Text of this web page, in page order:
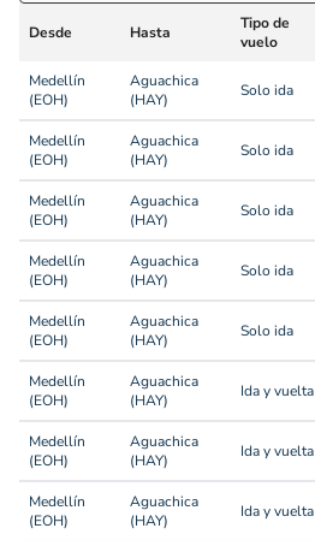
Desde Hasta
Tipo de
vuelo
Medellín
(EOH)
Aguachica
(HAY)
Solo ida
Medellín
(EOH)
Aguachica
(HAY)
Solo ida
Medellín
(EOH)
Aguachica
(HAY)
Solo ida
Medellín
(EOH)
Aguachica
(HAY)
Solo ida
Medellín
(EOH)
Aguachica
(HAY)
Solo ida
Medellín
(EOH)
Aguachica
(HAY)
Ida y vuelta
Medellín
(EOH)
Aguachica
(HAY)
Ida y vuelta
Medellín
(EOH)
Aguachica
(HAY)
Ida y vuelta